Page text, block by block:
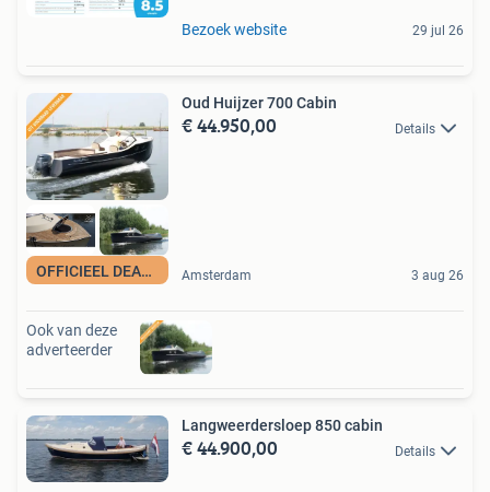
Bezoek website 29 jul 26
OFFICIEEL DEALER
Oud Huijzer 700 Cabin
€ 44.950,00 Details
Amsterdam 3 aug 26
Ook van deze
adverteerder
Langweerdersloep 850 cabin
€ 44.900,00 Details